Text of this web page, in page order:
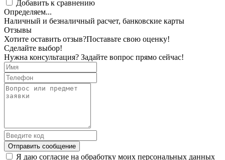
Добавить к сравнению
Определяем...
Наличный и безналичный расчет, банковские карты
Отзывы
Хотите оставить отзыв?Поставьте свою оценку!
Сделайте выбор!
Нужна консультация? Задайте вопрос прямо сейчас!
Отправить сообщение
Я даю согласие на обработку моих персональных данных